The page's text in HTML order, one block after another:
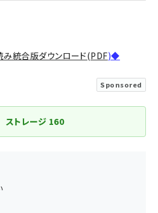
統合版ダウンロード(PDF)◆
Sponsored
ストレージ 160